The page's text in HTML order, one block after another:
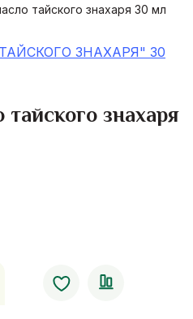
тайского знахаря 30 мл
знахаря